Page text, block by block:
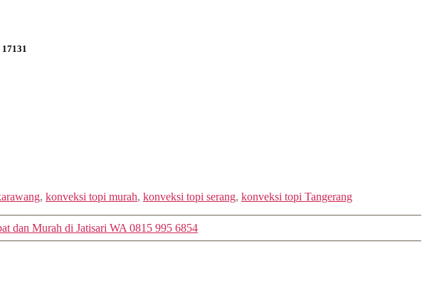
, konveksi topi murah, konveksi topi serang, konveksi topi Tangerang
dan Murah di Jatisari WA 0815 995 6854